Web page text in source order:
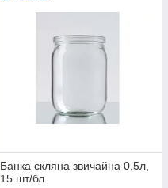
Банка скляна звичайна 0,5л,
15 шт/бл